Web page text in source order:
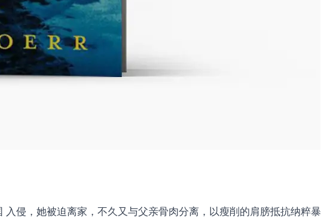
侵，她被迫离家，不久又与父亲骨肉分离，以瘦削的肩膀抵抗纳粹暴